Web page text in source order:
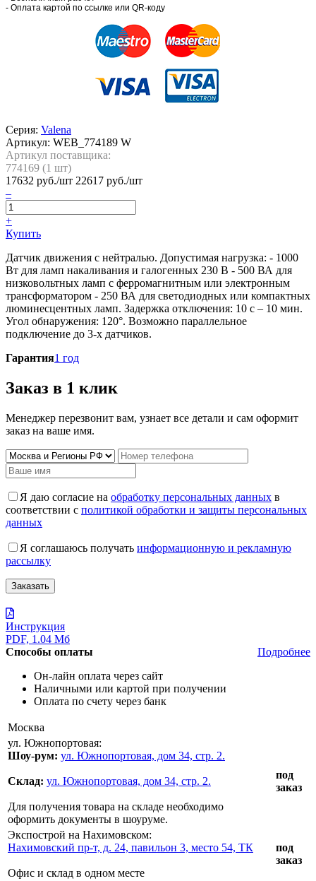
- Оплата картой по ссылке или QR-коду
Серия: Valena
Артикул: WEB_774189 W
Артикул поставщика:
774169 (1 шт)
17632 руб./шт 22617 руб./шт
–
+
Купить
Датчик движения с нейтралью. Допустимая нагрузка: - 1000
Вт для ламп накаливания и галогенных 230 В - 500 ВА для
низковольтных ламп с ферромагнитным или электронным
трансформатором - 250 ВА для светодиодных или компактных
люминесцентных ламп. Задержка отключения: 10 с – 10 мин.
Угол обнаружения: 120°. Возможно параллельное
подключение до 3-х датчиков.
Гарантия1 год
Заказ в 1 клик
Менеджер перезвонит вам, узнает все детали и сам оформит
заказ на ваше имя.
Я даю согласие на обработку персональных данных в
соответствии с политикой обработки и защиты персональных
данных
Я соглашаюсь получать информационную и рекламную
рассылку
Инструкция
PDF, 1.04 Мб
Способы оплаты
Подробнее
Он-лайн оплата через сайт
Наличными или картой при получении
Оплата по счету через банк
Москва
ул. Южнопортовая:
Шоу-рум: ул. Южнопортовая, дом 34, стр. 2.
Склад: ул. Южнопортовая, дом 34, стр. 2.
Для получения товара на складе необходимо
оформить документы в шоуруме.
под
заказ
Экспострой на Нахимовском:
Нахимовский пр-т, д. 24, павильон 3, место 54, ТК
Офис и склад в одном месте
под
заказ